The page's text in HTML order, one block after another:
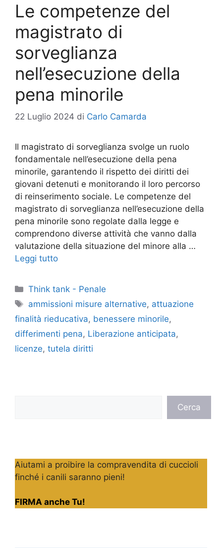
Le competenze del
magistrato di
sorveglianza
nell’esecuzione della
pena minorile
22 Luglio 2024 di Carlo Camarda
Il magistrato di sorveglianza svolge un ruolo
fondamentale nell’esecuzione della pena
minorile, garantendo il rispetto dei diritti dei
giovani detenuti e monitorando il loro percorso
di reinserimento sociale. Le competenze del
magistrato di sorveglianza nell’esecuzione della
pena minorile sono regolate dalla legge e
comprendono diverse attività che vanno dalla
valutazione della situazione del minore alla …
Leggi tutto
Categorie
Think tank - Penale
Tag
ammissioni misure alternative, attuazione
finalità rieducativa, benessere minorile,
differimenti pena, Liberazione anticipata,
licenze, tutela diritti
Cerca
Aiutami a proibire la compravendita di cuccioli
finché i canili saranno pieni!
FIRMA anche Tu!